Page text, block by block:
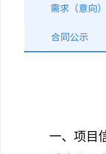
需求（意向
合同公示
一、项目